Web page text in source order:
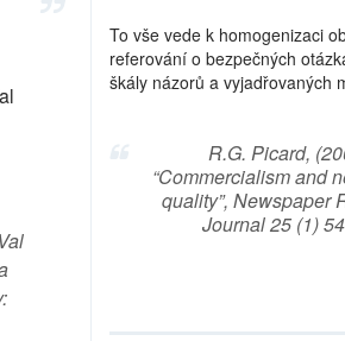
To vše vede k homogenizaci
referování o bezpečných
škály názorů a vyjadřovaných
R.G. Picard,
“Commercialism and
quality”, Newspaper
Journal 25 (1)